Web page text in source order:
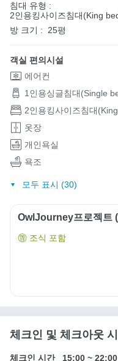
침대 유형 :
2인용킹사이즈침대(King
방 크기 : 25평
객실 편의시설
에어컨
1인용싱글침대(Single
2인용킹사이즈침대
옷장
개인욕실
욕조
모두 표시 (30)
OwlJourney프로젝트
조식 포함
체크인 및 체크아웃
체크인 시간 15:00 ~ 22:00